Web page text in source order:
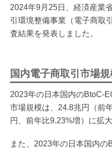
2024年9月25日、経済産業
引環境整備事業（電子商取
査結果を発表しました。
国内電子商取引市場
2023年の日本国内のBtoC-
市場規模は、24.8兆円（前
円、前年比9.23%増）に拡
また、2023年の日本国内の